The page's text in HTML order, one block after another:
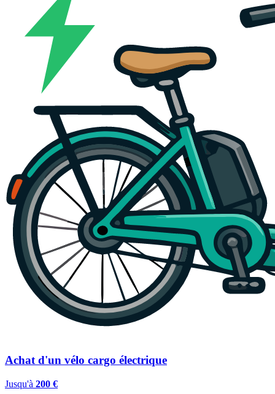
Achat d'un vélo cargo électrique
Jusqu'à 200 €